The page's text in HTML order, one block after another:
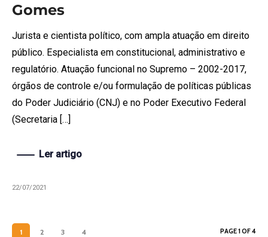
Gomes
Jurista e cientista político, com ampla atuação em direito
público. Especialista em constitucional, administrativo e
regulatório. Atuação funcional no Supremo – 2002-2017,
órgãos de controle e/ou formulação de políticas públicas
do Poder Judiciário (CNJ) e no Poder Executivo Federal
(Secretaria […]
Ler artigo
22/07/2021
1 2 3 4 PAGE 1 OF 4